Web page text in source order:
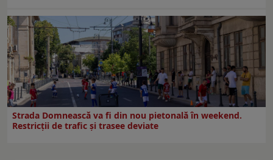
Strada Domnească va fi din nou pietonală în weekend.
Restricţii de trafic şi trasee deviate